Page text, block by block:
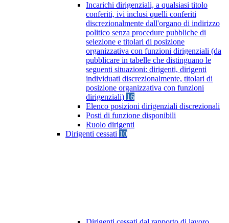
Incarichi dirigenziali, a qualsiasi titolo
conferiti, ivi inclusi quelli conferiti
discrezionalmente dall'organo di indirizzo
politico senza procedure pubbliche di
selezione e titolari di posizione
organizzativa con funzioni dirigenziali (da
pubblicare in tabelle che distinguano le
seguenti situazioni: dirigenti, dirigenti
individuati discrezionalmente, titolari di
posizione organizzativa con funzioni
dirigenziali) 16
Elenco posizioni dirigenziali discrezionali
Posti di funzione disponibili
Ruolo dirigenti
Dirigenti cessati 10